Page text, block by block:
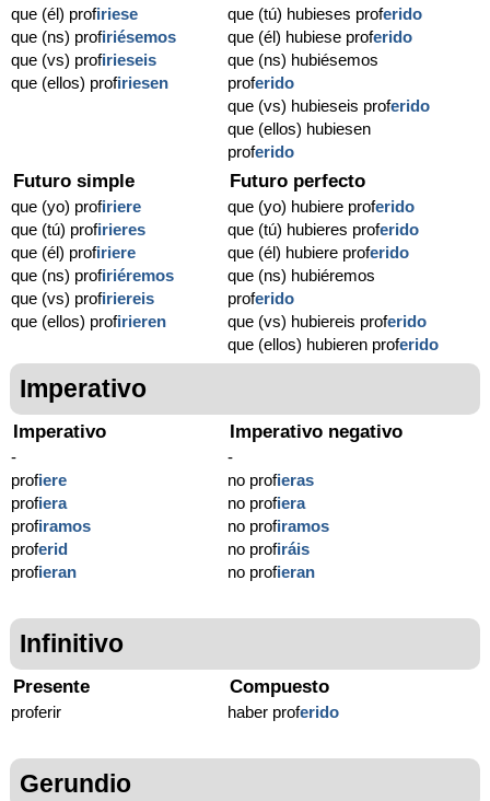
que (él) profiriese
que (ns) profiriésemos
que (vs) profirieseis
que (ellos) profiriesen
que (tú) hubieses proferido
que (él) hubiese proferido
que (ns) hubiésemos
proferido
que (vs) hubieseis proferido
que (ellos) hubiesen
proferido
Futuro simple
que (yo) profiriere
que (tú) profirieres
que (él) profiriere
que (ns) profiriéremos
que (vs) profiriereis
que (ellos) profirieren
Futuro perfecto
que (yo) hubiere proferido
que (tú) hubieres proferido
que (él) hubiere proferido
que (ns) hubiéremos
proferido
que (vs) hubiereis proferido
que (ellos) hubieren proferido
Imperativo
Imperativo
-
profiere
profiera
profiramos
proferid
profieran
Imperativo negativo
-
no profieras
no profiera
no profiramos
no profiráis
no profieran
Infinitivo
Presente
proferir
Compuesto
haber proferido
Gerundio